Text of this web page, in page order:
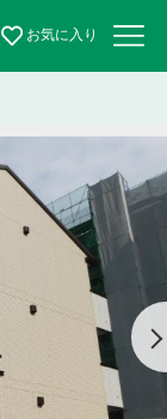
お気に入り